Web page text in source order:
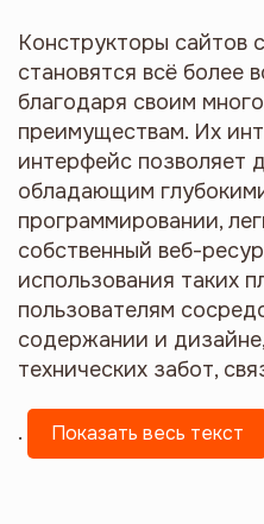
Конструкторы сайтов
становятся всё более
благодаря своим
преимуществам. Их
интерфейс позволяет
обладающим
программировании,
собственный веб-
использования таких
пользователям
содержании и
технических забот,
. Показать весь текст